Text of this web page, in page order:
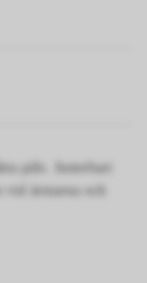
päls. Justerbart
ärmarna och